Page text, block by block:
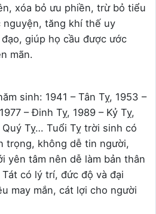
xóa bỏ ưu phiền, trừ bỏ tiểu
nguyện, tăng khí thế uy
giúp họ cầu được ước
mãn.
sinh: 1941 – Tân Tỵ, 1953 –
– Đinh Tỵ, 1989 – Kỷ Tỵ,
Quý Tỵ… Tuổi Tỵ trời sinh có
trọng, không dễ tin người,
yên tâm nên dễ làm bản thân
có lý trí, đức độ và đại
may mắn, cát lợi cho người